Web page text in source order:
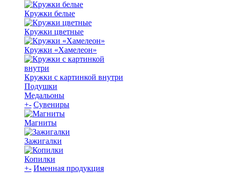
Кружки белые
Кружки цветные
Кружки «Хамелеон»
Кружки с картинкой внутри
Подушки
Медальоны
+- Сувениры
Магниты
Зажигалки
Копилки
+- Именная продукция